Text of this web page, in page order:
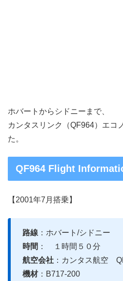
ホバートからシドニーまで、
カンタスリンク（QF964）エコ
た。
QF964 Flight
【2001年7月搭乗】
路線 ：ホバート/シドニー
時間 ： １時間５０分
航空会社 ：カンタス航空
機材：B717-200